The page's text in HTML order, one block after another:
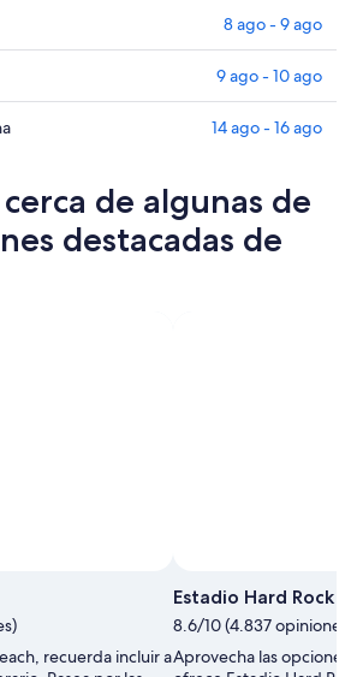
8 ago - 9 ago
9 ago - 10 ago
14 ago - 16 ago
de algunas de
destacadas de
de
uso
libre
tomada
recuerda incluir a
Estadio Hard Rock
8.6/10 (4.837
Aprovecha las